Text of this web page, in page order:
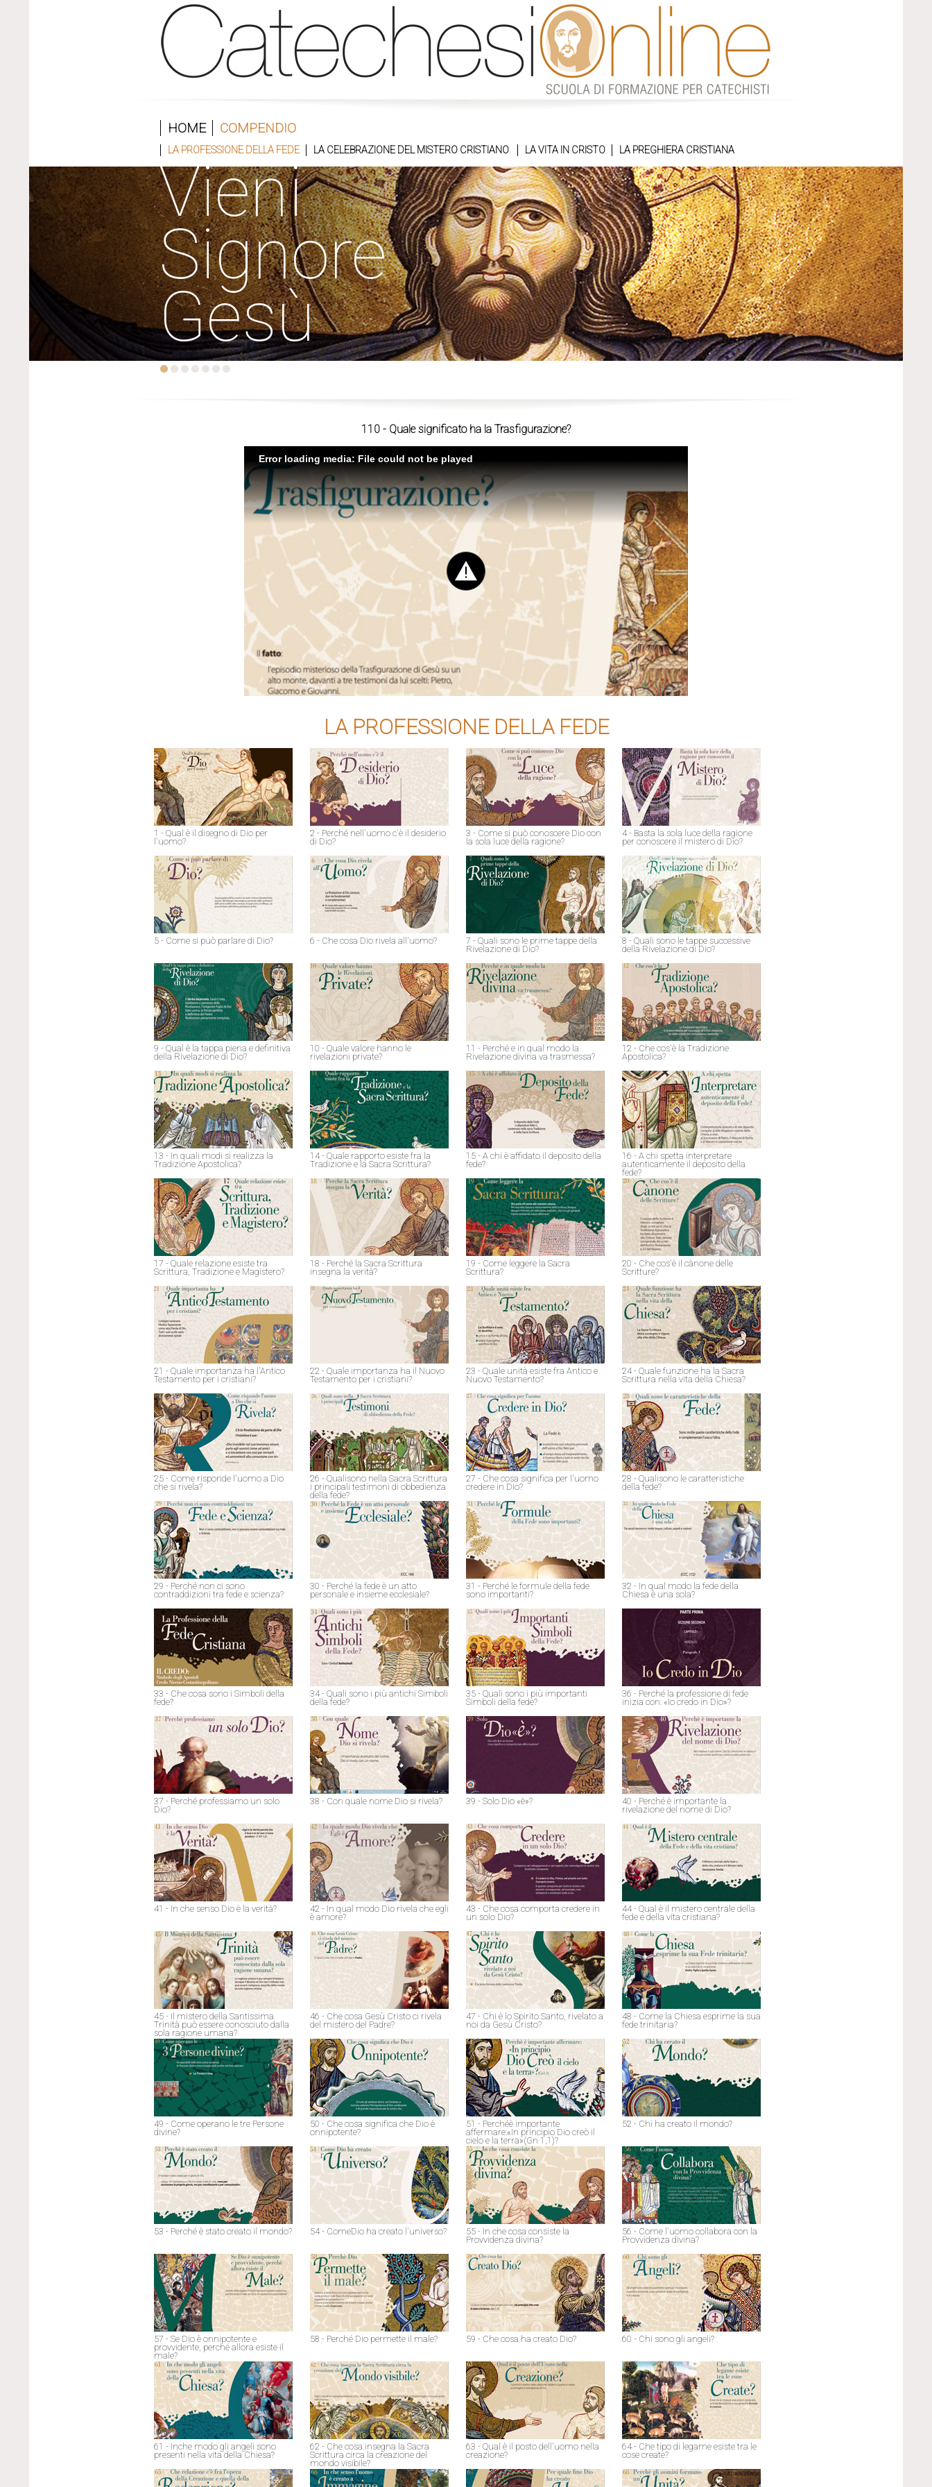
HOME COMPENDIO
LA PROFESSIONE DELLA FEDE LA CELEBRAZIONE DEL MISTERO CRISTIANO LA VITA IN CRISTO LA PREGHIERA CRISTIANA
Vieni
Signore
Gesù
110 - Quale significato ha la Trasfigurazione?
Error loading media: File could not be played
LA PROFESSIONE DELLA FEDE
1 - Qual è il disegno di Dio per
l'uomo?
2 - Perché nell'uomo c'è il desiderio
di Dio?
3 - Come si può conoscere Dio con
la sola luce della ragione?
4 - Basta la sola luce della ragione
per conoscere il mistero di Dio?
5 - Come si può parlare di Dio? 6 - Che cosa Dio rivela all'uomo?
7 - Quali sono le prime tappe della
Rivelazione di Dio?
8 - Quali sono le tappe successive
della Rivelazione di Dio?
9 - Qual è la tappa piena e definitiva
della Rivelazione di Dio?
10 - Quale valore hanno le
rivelazioni private?
11 - Perché e in qual modo la
Rivelazione divina va trasmessa?
12 - Che cos'è la Tradizione
Apostolica?
13 - In quali modi si realizza la
Tradizione Apostolica?
14 - Quale rapporto esiste fra la
Tradizione e la Sacra Scrittura?
15 - A chi è affidato il deposito della
fede?
16 - A chi spetta interpretare
autenticamente il deposito della
fede?
17 - Quale relazione esiste tra
Scrittura, Tradizione e Magistero?
18 - Perché la Sacra Scrittura
insegna la verità?
19 - Come leggere la Sacra
Scrittura?
20 - Che cos'è il cànone delle
Scritture?
21 - Quale importanza ha l'Antico
Testamento per i cristiani?
22 - Quale importanza ha il Nuovo
Testamento per i cristiani?
23 - Quale unità esiste fra Antico e
Nuovo Testamento?
24 - Quale funzione ha la Sacra
Scrittura nella vita della Chiesa?
25 - Come risponde l'uomo a Dio
che si rivela?
26 - Qualisono nella Sacra Scrittura
i principali testimoni di obbedienza
della fede?
27 - Che cosa significa per l'uomo
credere in Dio?
28 - Qualisono le caratteristiche
della fede?
29 - Perché non ci sono
contraddizioni tra fede e scienza?
30 - Perché la fede è un atto
personale e insieme ecclesiale?
31 - Perché le formule della fede
sono importanti?
32 - In qual modo la fede della
Chiesa è una sola?
33 - Che cosa sono i Simboli della
fede?
34 - Quali sono i più antichi Simboli
della fede?
35 - Quali sono i più importanti
Simboli della fede?
36 - Perché la professione di fede
inizia con: «Io credo in Dio»?
37 - Perché professiamo un solo
Dio?
38 - Con quale nome Dio si rivela? 39 - Solo Dio «è»?
40 - Perché è importante la
rivelazione del nome di Dio?
41 - In che senso Dio è la verità?
42 - In qual modo Dio rivela che egli
è amore?
43 - Che cosa comporta credere in
un solo Dio?
44 - Qual è il mistero centrale della
fede e della vita cristiana?
45 - Il mistero della Santissima
Trinità può essere conosciuto dalla
sola ragione umana?
46 - Che cosa Gesù Cristo ci rivela
del mistero del Padre?
47 - Chi è lo Spirito Santo, rivelato a
noi da Gesù Cristo?
48 - Come la Chiesa esprime la sua
fede trinitaria?
49 - Come operano le tre Persone
divine?
50 - Che cosa significa che Dio è
onnipotente?
51 - Perchéè importante
affermare:«In principio Dio creò il
cielo e la terra»(Gn 1,1)?
52 - Chi ha creato il mondo?
53 - Perché è stato creato il mondo? 54 - ComeDio ha creato l'universo?
55 - In che cosa consiste la
Provvidenza divina?
56 - Come l'uomo collabora con la
Provvidenza divina?
57 - Se Dio è onnipotente e
provvidente, perché allora esiste il
male?
58 - Perché Dio permette il male? 59 - Che cosa ha creato Dio? 60 - Chi sono gli angeli?
61 - Inche modo gli angeli sono
presenti nella vita della Chiesa?
62 - Che cosa insegna la Sacra
Scrittura circa la creazione del
mondo visibile?
63 - Qual è il posto dell'uomo nella
creazione?
64 - Che tipo di legame esiste tra le
cose create?